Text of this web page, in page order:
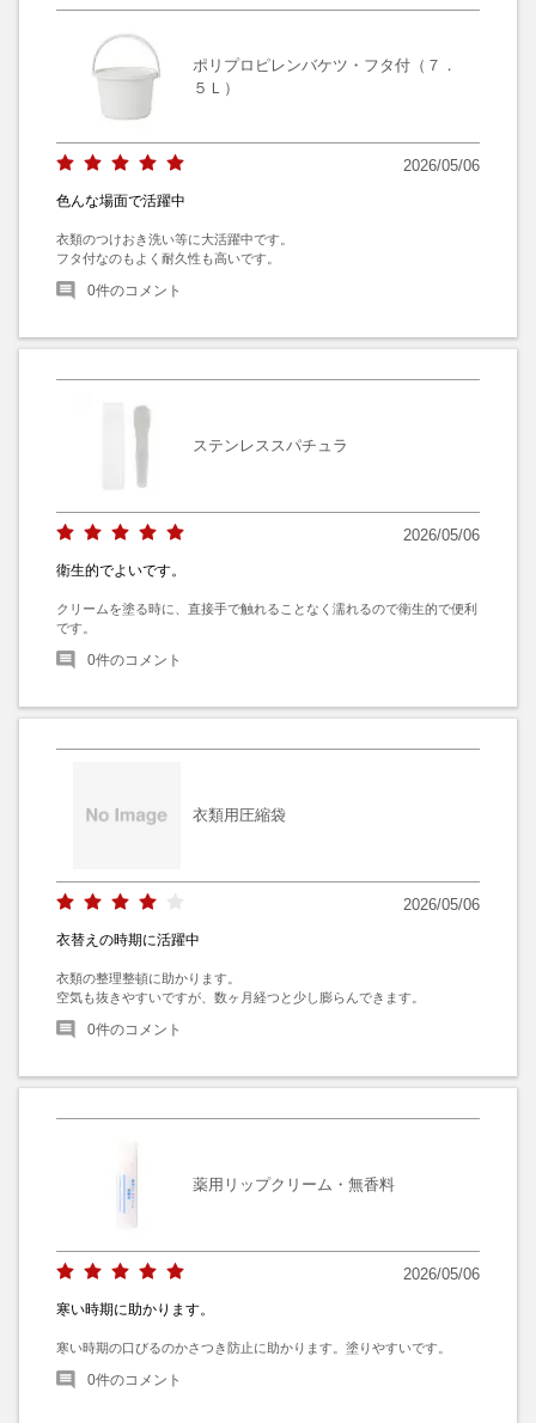
ポリプロピレンバケツ・フタ付（７．
５Ｌ）
2026/05/06
色んな場面で活躍中
衣類のつけおき洗い等に大活躍中です。
フタ付なのもよく耐久性も高いです。
0件のコメント
ステンレススパチュラ
2026/05/06
衛生的でよいです。
クリームを塗る時に、直接手で触れることなく濡れるので衛生的で便利
です。
0件のコメント
衣類用圧縮袋
2026/05/06
衣替えの時期に活躍中
衣類の整理整頓に助かります。
空気も抜きやすいですが、数ヶ月経つと少し膨らんできます。
0件のコメント
薬用リップクリーム・無香料
2026/05/06
寒い時期に助かります。
寒い時期の口びるのかさつき防止に助かります。塗りやすいです。
0件のコメント